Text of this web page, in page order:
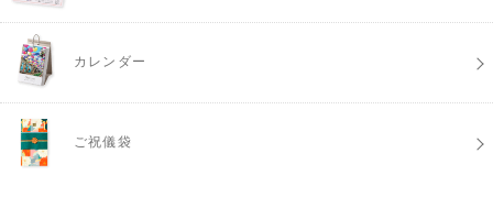
カレンダー
ご祝儀袋